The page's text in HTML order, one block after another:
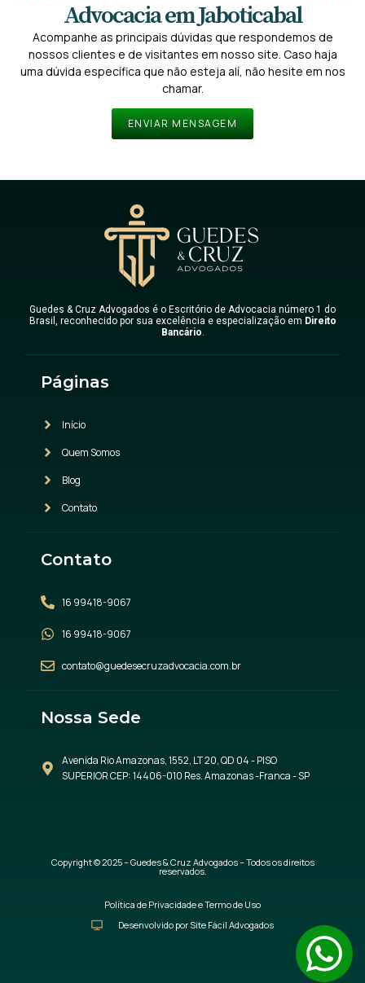
Advocacia em Jaboticabal
Acompanhe as principais dúvidas que respondemos de
nossos clientes e de visitantes em nosso site. Caso haja
uma dúvida específica que não esteja alí, não hesite em nos
chamar.
ENVIAR MENSAGEM
Guedes & Cruz Advogados é o Escritório de Advocacia número 1 do
Brasil, reconhecido por sua excelência e especialização em Direito
Bancário.
Páginas
Início
Quem Somos
Blog
Contato
Contato
16 99418-9067
16 99418-9067
contato@guedesecruzadvocacia.com.br
Nossa Sede
Avenida Rio Amazonas, 1552, LT 20, QD 04 - PISO
SUPERIOR CEP: 14406-010 Res. Amazonas -Franca - SP
Copyright © 2025 – Guedes & Cruz Advogados – Todos os direitos
reservados.
Política de Privacidade e Termo de Uso
Desenvolvido por Site Fácil Advogados